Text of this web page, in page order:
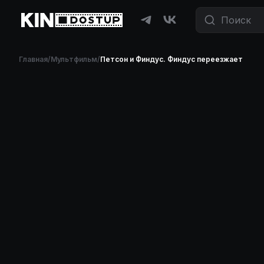
Главная/Мультфильм/Петсон и Финдус. Финдус переезжает